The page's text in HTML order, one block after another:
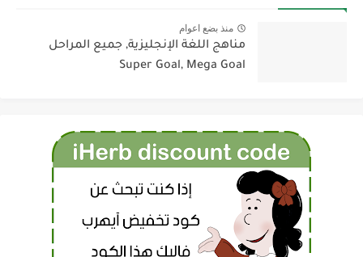
منذ بضع اعوام
مناهج اللغة الإنجليزية, جميع المراحل
Super Goal, Mega Goal